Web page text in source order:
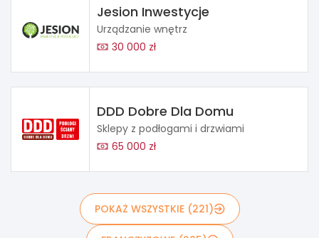
Jesion Inwestycje
Urządzanie wnętrz
30 000 zł
DDD Dobre Dla Domu
Sklepy z podłogami i drzwiami
65 000 zł
POKAŻ WSZYSTKIE (221)